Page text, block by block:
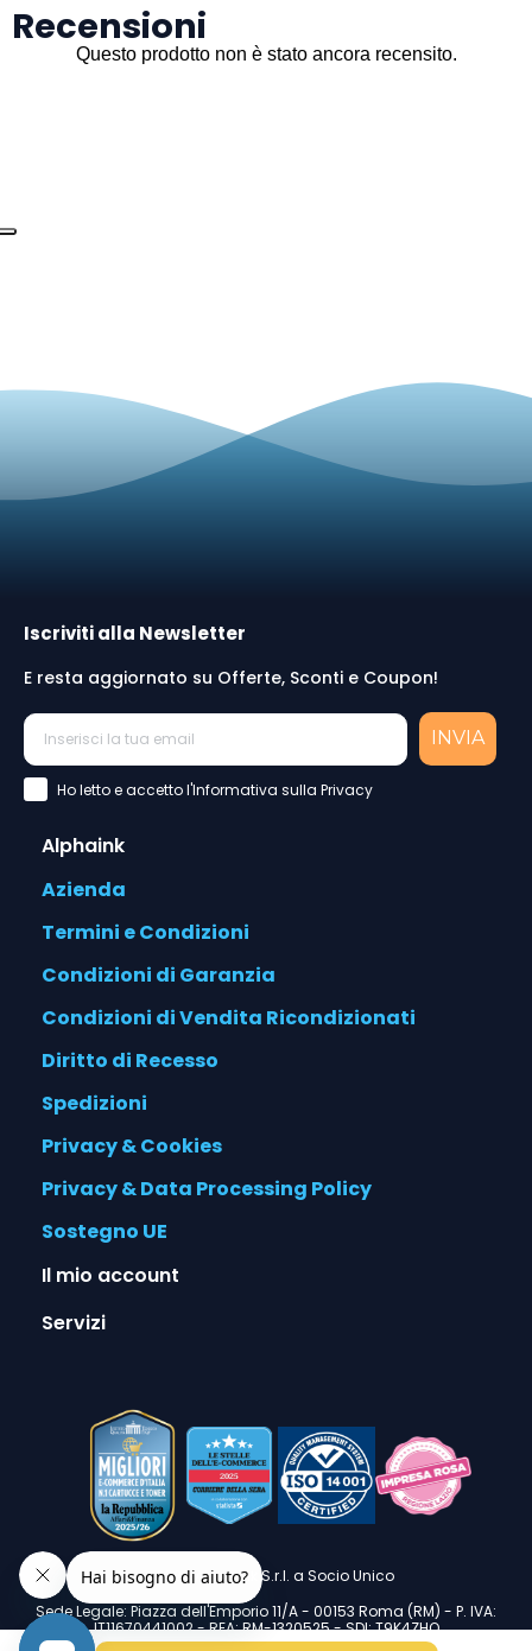
Recensioni
Iscriviti alla Newsletter
E resta aggiornato su Offerte, Sconti e Coupon!
INVIA
Accettazione Privacy Policy
Ho letto e accetto l'Informativa sulla Privacy
Alphaink
Azienda
Termini e Condizioni
Condizioni di Garanzia
Condizioni di Vendita Ricondizionati
Diritto di Recesso
Spedizioni
Privacy & Cookies
Privacy & Data Processing Policy
Sostegno UE
Il mio account
Servizi
© 2026 Alphaink S.r.l. a Socio Unico
Sede Legale: Piazza dell'Emporio 11/A - 00153 Roma (RM) - P. IVA:
IT11670441002 - REA: RM-1320525 - SDI: T9K4ZHO